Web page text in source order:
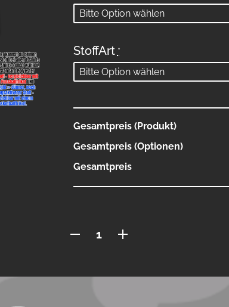
StoffArt *
Gesamtpreis (Produkt)
Gesamtpreis (Optionen)
Gesamtpreis